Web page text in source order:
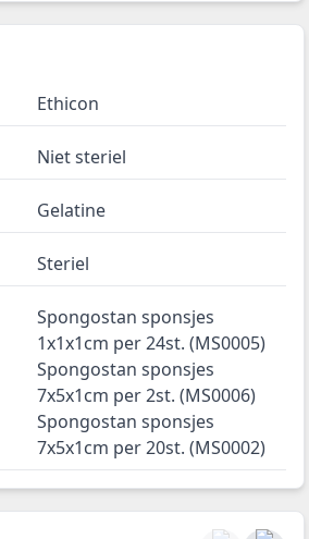
Ethicon
Niet steriel
Gelatine
Steriel
Spongostan sponsjes
1x1x1cm per 24st. (MS0005)
Spongostan sponsjes
7x5x1cm per 2st. (MS0006)
Spongostan sponsjes
7x5x1cm per 20st. (MS0002)